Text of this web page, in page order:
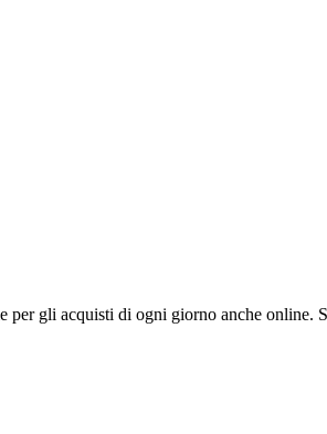
per gli acquisti di ogni giorno anche